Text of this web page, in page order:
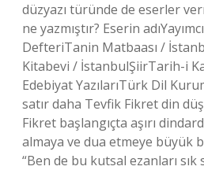
düzyazı türünde de eserler
ne yazmıştır? Eserin
DefteriTanin Matbaası /
Kitabevi / İstanbulŞiirTarih-i
Edebiyat YazılarıTürk Dil
satır daha Tevfik Fikret din
Fikret başlangıçta aşırı
almaya ve dua etmeye büyük
“Ben de bu kutsal ezanları sık